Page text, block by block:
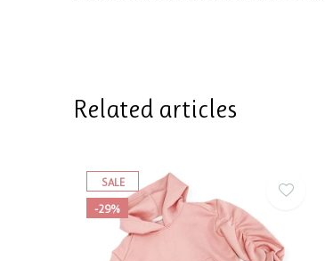
Related articles
SALE
-29%